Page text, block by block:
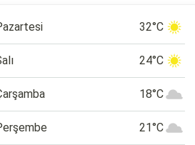
32°C
24°C
18°C
21°C